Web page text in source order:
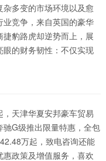
杂多变的市场环境以及愈
业竞争，来自英国的豪华
捷豹路虎却逆势而上，展
眼的财务韧性：不仅实现
流也达到历史第二高水
达成2.78亿英镑净现金盈
天津华夏安邦豪车贸易
驰G级推出限量特惠，全包
万起，致电咨询还能
惠政策及增值服务，喜欢